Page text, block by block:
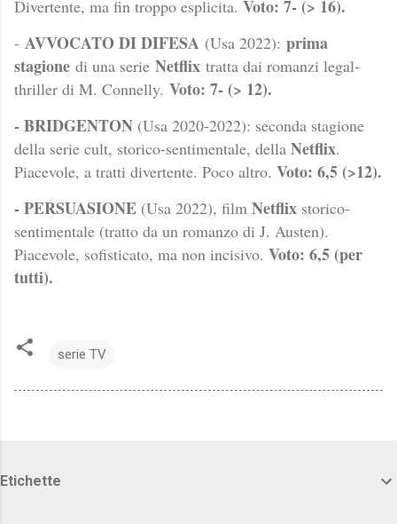
Divertente, ma fin troppo esplicita. Voto: 7- (> 16).
- AVVOCATO DI DIFESA (Usa 2022): prima
stagione di una serie Netflix tratta dai romanzi legal-
thriller di M. Connelly. Voto: 7- (> 12).
- BRIDGENTON (Usa 2020-2022): seconda stagione
della serie cult, storico-sentimentale, della Netflix.
Piacevole, a tratti divertente. Poco altro. Voto: 6,5 (>12).
- PERSUASIONE (Usa 2022), film Netflix storico-
sentimentale (tratto da un romanzo di J. Austen).
Piacevole, sofisticato, ma non incisivo. Voto: 6,5 (per
tutti).
serie TV
Etichette